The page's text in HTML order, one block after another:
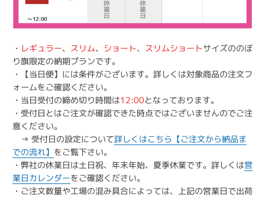
・ レギュラー、 スリム、 ショート、 スリムショートサイズののぼ
り旗限定の納期プランです。
・【当日便】には条件がございます。詳しくは対象商品の注文フ
ォームをご確認ください。
・当日受付の締め切り時間は12:00となっております。
・受付日とはご注文が確認できた時点ではございませんのでご注
意ください。
→ 受付日の設定について詳しくはこちら【ご注文から納品ま
での流れ】 をご覧下さい。
・弊社の休業日は土日祝、年末年始、夏季休業です。詳しくは営
業日カレンダーをご確認ください。
・ご注文数量や工場の混み具合によっては、上記の営業日で出荷